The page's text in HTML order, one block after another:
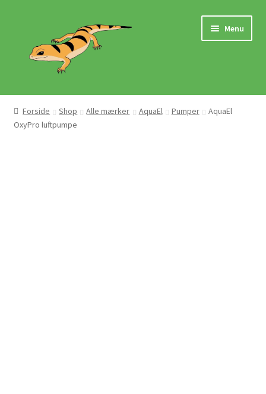
navigation
indhold
Menu
Hjem
Butik
Forside Shop Alle mærker AquaEl Pumper
AquaEl
OxyPro luftpumpe